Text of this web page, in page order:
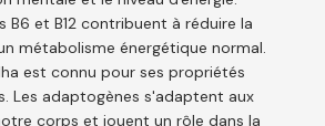
B6 et B12 contribuent à réduire la
métabolisme énergétique normal.
est connu pour ses propriétés
Les adaptogènes s'adaptent aux
corps et jouent un rôle dans la